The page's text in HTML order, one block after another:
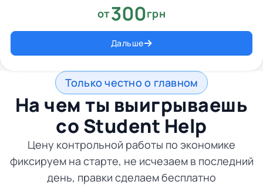
от300грн
Дальше
Только честно о главном
На чем ты выигрываешь
со Student Help
Цену контрольной работы по экономике
фиксируем на старте, не исчезаем в последний
день, правки сделаем бесплатно